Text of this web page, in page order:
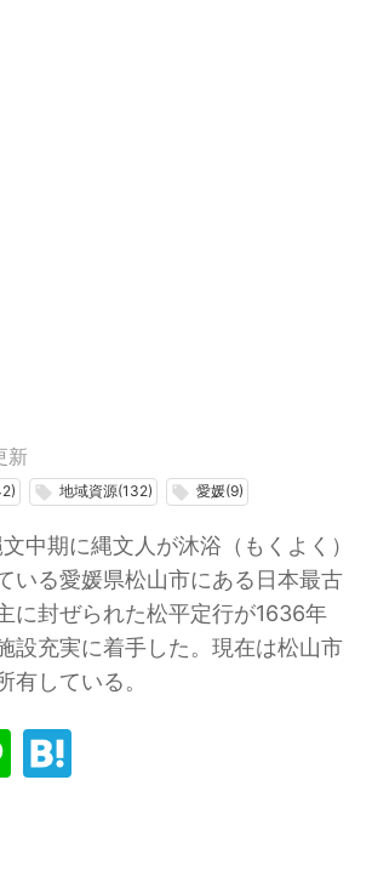
新
local_offer 地域資源(132) local_offer 愛媛(9)
中期に縄文人が沐浴（もくよく）
いる愛媛県松山市にある日本最古
に封ぜられた松平定行が1636年
設充実に着手した。現在は松山市
有している。